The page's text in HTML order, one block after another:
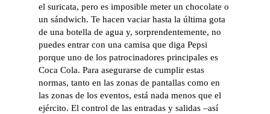
el suricata, pero es imposible meter un chocolate o
un sándwich. Te hacen vaciar hasta la última gota
de una botella de agua y, sorprendentemente, no
puedes entrar con una camisa que diga Pepsi
porque uno de los patrocinadores principales es
Coca Cola. Para asegurarse de cumplir estas
normas, tanto en las zonas de pantallas como en
las zonas de los eventos, está nada menos que el
ejército. El control de las entradas y salidas –así